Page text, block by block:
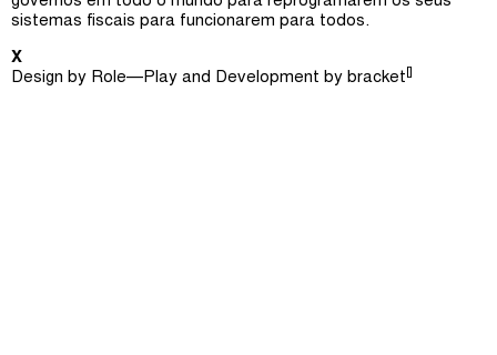
sistemas fiscais para funcionarem para todos.
X
Design by Role—Play and Development by bracket